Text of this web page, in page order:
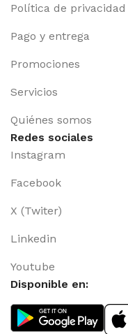
Política de privacidad
Pago y entrega
Promociones
Servicios
Quiénes somos
Redes sociales
Instagram
Facebook
X (Twiter)
Linkedin
Youtube
Disponible en: